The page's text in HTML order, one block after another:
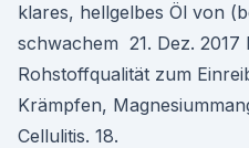
klares, hellgelbes Öl von
schwachem 21. Dez. 2017
Rohstoffqualität zum
Krämpfen,
Cellulitis. 18.